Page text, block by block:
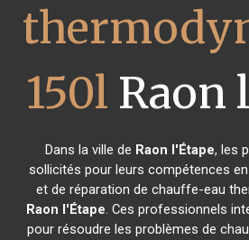
150l Raon
Dans la ville de Raon l'Étape, les
sollicités pour leurs compétences
et de réparation de chauffe-eau
Raon l'Étape. Ces professionnels
pour résoudre les problèmes de